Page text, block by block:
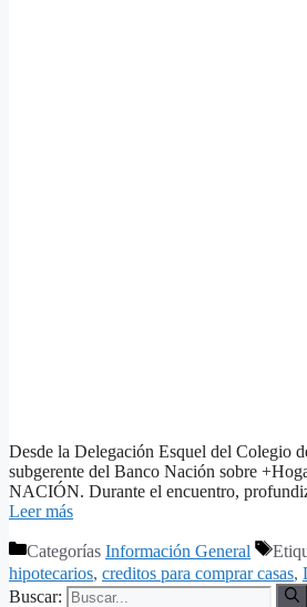
Desde la Delegación Esquel del Colegio
subgerente del Banco Nación sobre
NACIÓN. Durante el encuentro,
Leer más
Categorías Información General
hipotecarios, creditos para comprar casas,
Buscar: